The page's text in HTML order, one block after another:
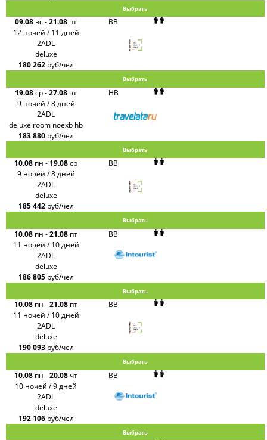
Выбрать
09.08 вс-21.08 пт
12 ночей / 11 дней
BB
2ADL
deluxe
180 262 руб/чел
Выбрать
19.08ср-27.08 чт
9 ночей / 8 дней
HB
2ADL
deluxe room noexb hb
183 880 руб/чел
Выбрать
10.08 пн - 19.08ср
9 ночей / 8 дней
BB
2ADL
deluxe
185 442 руб/чел
Выбрать
10.08 пн -21.08 пт
11 ночей / 10 дней
BB
2ADL
deluxe
186 805 руб/чел
Выбрать
10.08 пн -21.08 пт
11 ночей / 10 дней
BB
2ADL
deluxe
190 093 руб/чел
Выбрать
10.08 пн -20.08 чт
10 ночей / 9 дней
BB
2ADL
deluxe
192 106 руб/чел
Выбрать